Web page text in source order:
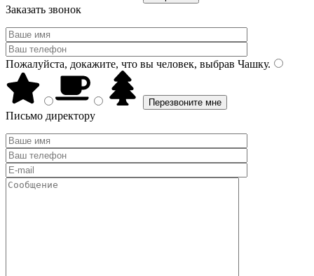
Заказать звонок
Пожалуйста, докажите, что вы человек, выбрав Чашку.
Письмо директору